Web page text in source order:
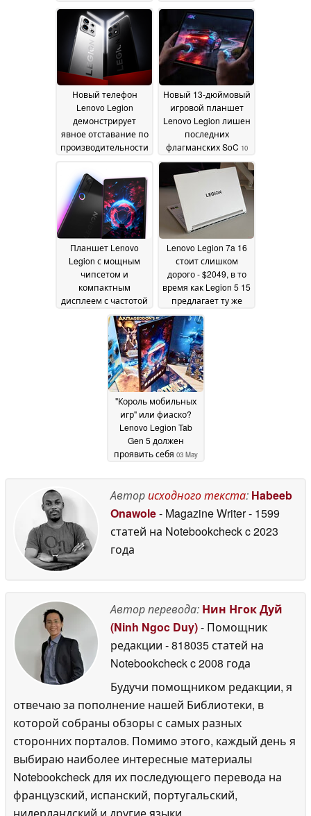
Новый телефон
Lenovo Legion
демонстрирует
явное отставание по
производительности
May 2026
Новый 13-дюймовый
игровой планшет
Lenovo Legion лишен
последних
флагманских SoC 10
May 2026
Планшет Lenovo
Legion с мощным
чипсетом и
компактным
дисплеем с частотой
165 Гц поступает в
06 May 2026
Lenovo Legion 7a 16
стоит слишком
дорого - $2049, в то
время как Legion 5 15
предлагает ту же
игровую
производительность
за $1350
"Король мобильных
игр" или фиаско?
Lenovo Legion Tab
Gen 5 должен
проявить себя 03 May
Авторисходного текста: Habeeb
Onawole- Magazine Writer- 1599
статей на Notebookcheckc 2023
года
Автор перевода: Нин Нгок Дуй
(Ninh Ngoc Duy)- Помощник
редакции - 818035 статей на
Notebookcheckc 2008 года
Будучи помощником редакции, я
отвечаю за пополнение нашей Библиотеки, в
которой собраны обзоры с самых разных
сторонних порталов. Помимо этого, каждый день я
выбираю наиболее интересные материалы
Notebookcheck для их последующего перевода на
французский, испанский, португальский,